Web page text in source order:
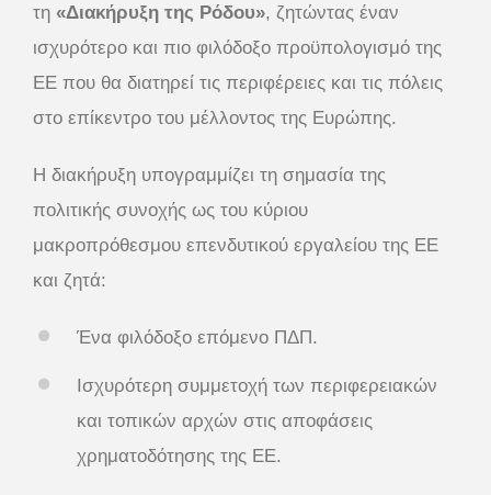
τη «Διακήρυξη της Ρόδου», ζητώντας έναν
ισχυρότερο και πιο φιλόδοξο προϋπολογισμό της
ΕΕ που θα διατηρεί τις περιφέρειες και τις πόλεις
στο επίκεντρο του μέλλοντος της Ευρώπης.
Η διακήρυξη υπογραμμίζει τη σημασία της
πολιτικής συνοχής ως του κύριου
μακροπρόθεσμου επενδυτικού εργαλείου της ΕΕ
και ζητά:
Ένα φιλόδοξο επόμενο ΠΔΠ.
Ισχυρότερη συμμετοχή των περιφερειακών
και τοπικών αρχών στις αποφάσεις
χρηματοδότησης της ΕΕ.